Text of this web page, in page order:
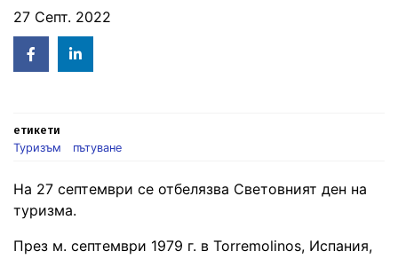
27 Септ. 2022
Facebook
in
етикети
Туризъм
пътуване
На 27 септември се отбелязва Световният ден на
туризма.
През м. септември 1979 г. в Torremolinos, Испания,